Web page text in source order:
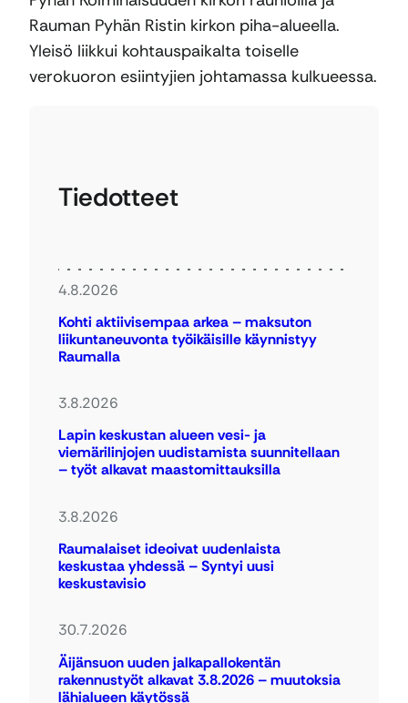
Rauman Pyhän Ristin kirkon piha-alueella.
Yleisö liikkui kohtauspaikalta toiselle
verokuoron esiintyjien johtamassa kulkueessa.
Tiedotteet
4.8.2026
Kohti aktiivisempaa arkea – maksuton
liikuntaneuvonta työikäisille käynnistyy
Raumalla
3.8.2026
Lapin keskustan alueen vesi- ja
viemärilinjojen uudistamista suunnitellaan
– työt alkavat maastomittauksilla
3.8.2026
Raumalaiset ideoivat uudenlaista
keskustaa yhdessä – Syntyi uusi
keskustavisio
30.7.2026
Äijänsuon uuden jalkapallokentän
rakennustyöt alkavat 3.8.2026 – muutoksia
lähialueen käytössä